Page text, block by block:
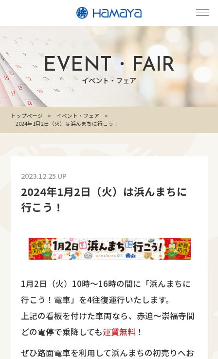
EVENT・FAIR
イベント・フェア
トップページ
イベント・フェア
2024年1月2日（火）は浜んまちに行こう！
2023.12.25 UP
2024年1月2日（火）は浜んまちに
行こう！
1月2日（火）10時～16時の間に「浜んまちに
行こう！電車」を4往復運行いたします。
上記の看板を付けた車両なら、赤迫～崇福寺間
どの電停で乗降しても運賃無料 ！
ぜひ路面電車を利用して浜んまちの初売りへお